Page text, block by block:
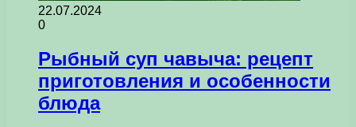
22.07.2024
0
Рыбный суп чавыча: рецепт
приготовления и особенности
блюда